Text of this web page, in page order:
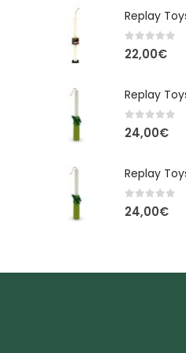
0 out of 5
22,00€
0 out of 5
24,00€
0 out of 5
24,00€